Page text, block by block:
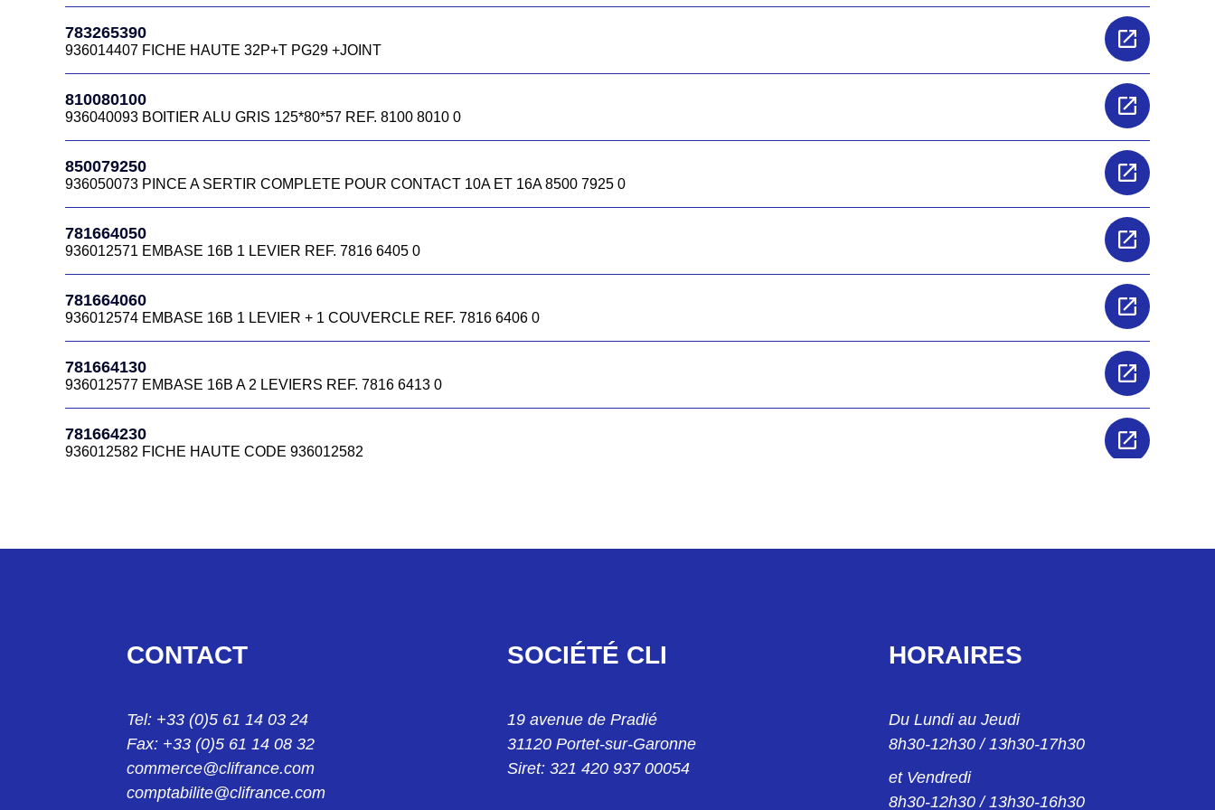
781664230
936012582 FICHE HAUTE CODE 936012582
781664350
936012616 FICHE HAUTE 7816.6435.0
781664450
936012644 FICHE 16CTS M32 REF 7816 6445 0
781664465B
CAPOT HC 16B A 4 ERGOTS SORTIE VERTICALE M40 REF. 7816 6446 5B
781664545
936012673 CAPOT HC 16B A ERGOT SORTI VERTI° M40 781664545
781664570
936012676 FICHE HAUTE 16B
781664730
936012704 FICHE HAUTE 16 CTS PG21 781664730
936012816 CAPOT 16B A ERGOTS SORTIE VERTICALE M25 REF. 7816 6558 0
936012819 CAPOT 16B A 4 ERGOTS SORTIE COUDEE M25 REF. 7816 6571 0
781665720
936012824 CAPOT 16B A 4 ERGOTS SORTIE VERTICALE M25 REF. 7816 6572 0
783265390
936014407 FICHE HAUTE 32P+T PG29 +JOINT
810080100
936040093 BOITIER ALU GRIS 125*80*57 REF. 8100 8010 0
850079250
936050073 PINCE A SERTIR COMPLETE POUR CONTACT 10A ET 16A 8500 7925 0
781664050
936012571 EMBASE 16B 1 LEVIER REF. 7816 6405 0
781664060
936012574 EMBASE 16B 1 LEVIER + 1 COUVERCLE REF. 7816 6406 0
781664130
936012577 EMBASE 16B A 2 LEVIERS REF. 7816 6413 0
781664230
936012582 FICHE HAUTE CODE 936012582
CAPOT HC 16B A 4 ERGOTS SORTIE VERTICALE M40 REF. 7816 6446 5B
936012673 CAPOT HC 16B A ERGOT SORTI VERTI° M40 781664545
781664570
936012676 FICHE HAUTE 16B
CONTACT
Tel: +33 (0)5 61 14 03 24
Fax: +33 (0)5 61 14 08 32
commerce@clifrance.com
comptabilite@clifrance.com
SOCIÉTÉ CLI
19 avenue de Pradié
31120 Portet-sur-Garonne
Siret: 321 420 937 00054
HORAIRES
Du Lundi au Jeudi
8h30-12h30 / 13h30-17h30
et Vendredi
8h30-12h30 / 13h30-16h30